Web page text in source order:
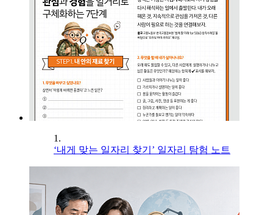
1.
‘내게 맞는 일자리 찾기’ 일자리 탐험 노트